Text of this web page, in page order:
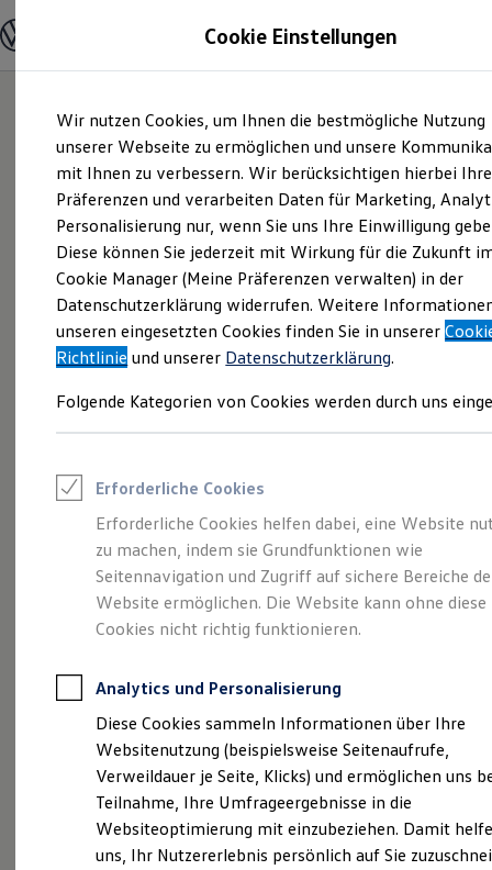
Hauptinhalt
springen
Footer
springen
Modelle und Konfigurator
Modelle vergleichen
Elektroautos
ENERGY Sondermodelle
Nutzfahrzeuge
SUV und CUV
Familienautos
Kombis
Kompaktwagen
Sportwagen
Schnell verfügbare Fahrzeuge
Angebote und Produkte
Aktuelle Angebote
E-Auto-Förderung
Volkswagen Marktplatz
Junge Gebrauchtwagen und Gebrauchtwagen
Saisonangebote
Leasing
Leasing-Angebote
Gebrauchtwagen Leasing
Junge Gebrauchtwagen-Leasing
Elektroauto Leasing
Kleinwagen-Leasing
Leasing ohne Anzahlung
Autokredit mit Schlussrate
Versicherungen und Garantien
Kfz-Versicherung
Restschuldversicherungen
Garantien
Wartungsverträge
Geschäftskunden
Professional Class bei Volkswagen
Großkunden
Behörden
Kompakt.
Charismatisch. Coupé.
Der Taigo.
Cookie Einstellungen
Wir nutzen Cookies, um Ihnen die bestmögliche Nutzung
unserer Webseite zu ermöglichen und unsere
mit Ihnen zu verbessern. Wir berücksichtigen hierbei Ihre
Präferenzen und verarbeiten Daten für Marketing,
Personalisierung nur, wenn Sie uns Ihre Einwilligung
Diese können Sie jederzeit mit Wirkung für die Zukunft
Cookie Manager (Meine Präferenzen verwalten) in der
Datenschutzerklärung widerrufen. Weitere
unseren eingesetzten Cookies finden Sie in unserer
Richtlinie und unserer Datenschutzerklärung.
Folgende Kategorien von Cookies werden durch uns
Erforderliche Cookies
Erforderliche Cookies helfen dabei, eine Website
zu machen, indem sie Grundfunktionen wie
Seitennavigation und Zugriff auf sichere Bereiche
Website ermöglichen. Die Website kann ohne diese
Cookies nicht richtig funktionieren.
Analytics und Personalisierung
Diese Cookies sammeln Informationen über Ihre
Websitenutzung (beispielsweise Seitenaufrufe,
Verweildauer je Seite, Klicks) und ermöglichen uns
Teilnahme, Ihre Umfrageergebnisse in die
Websiteoptimierung mit einzubeziehen. Damit
uns, Ihr Nutzererlebnis persönlich auf Sie